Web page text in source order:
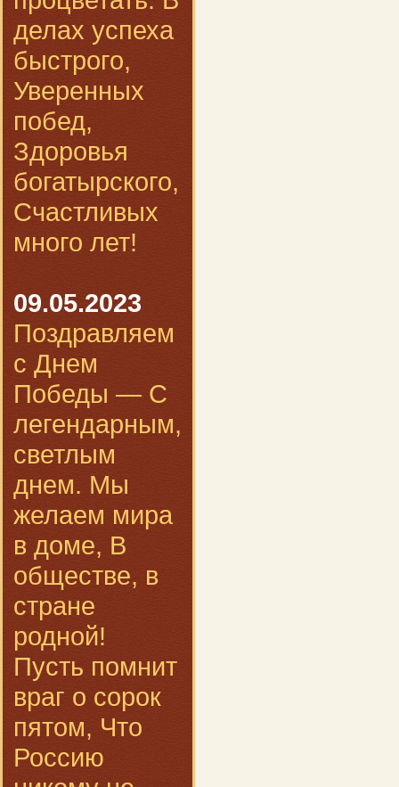
делах успеха
быстрого,
Уверенных
побед,
Здоровья
богатырского,
Счастливых
много лет!
09.05.2023
Поздравляем
с Днем
Победы — С
легендарным,
светлым
днем. Мы
желаем мира
в доме, В
обществе, в
стране
родной!
Пусть помнит
враг о сорок
пятом, Что
Россию